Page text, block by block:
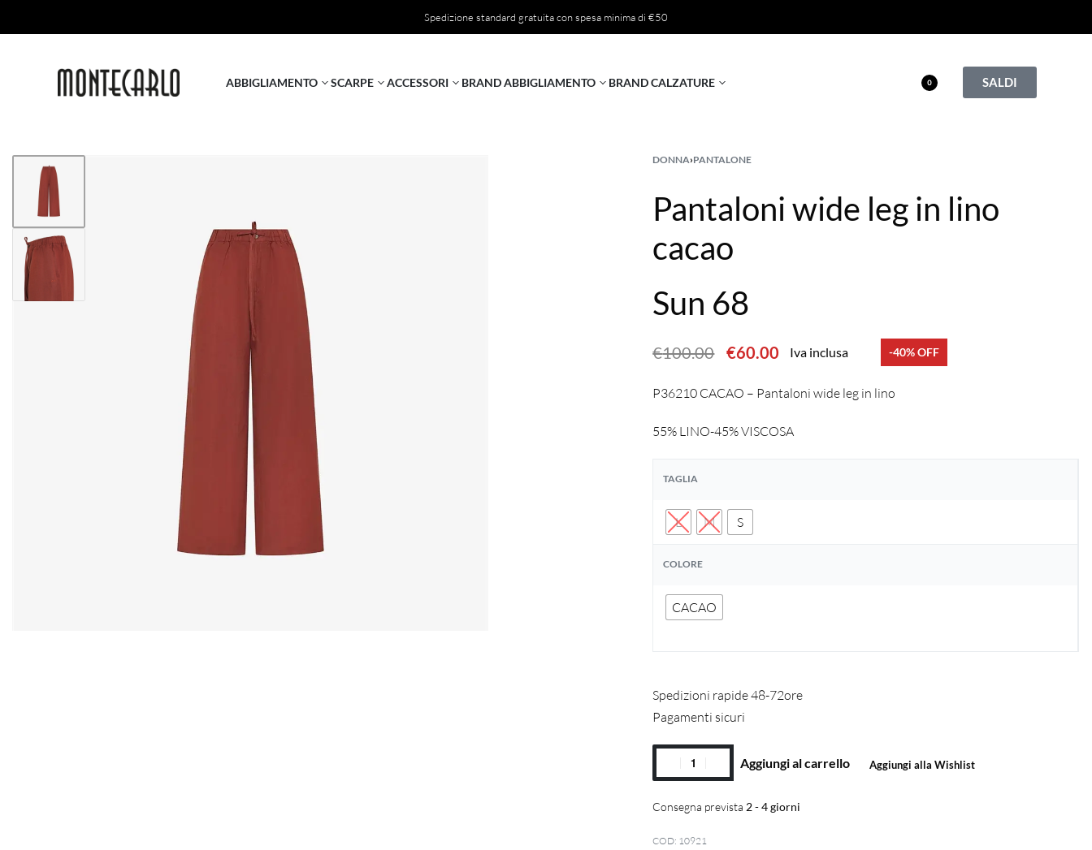
Spedizione standard gratuita con spesa minima di €50
ABBIGLIAMENTO SCARPE ACCESSORI BRAND ABBIGLIAMENTO BRAND CALZATURE 0 SALDI
DONNA›PANTALONE
Pantaloni wide leg in lino
cacao
Sun 68
€100.00 €60.00 Iva inclusa -40% OFF
P36210 CACAO – Pantaloni wide leg in lino
55% LINO-45% VISCOSA
TAGLIA
L M S
COLORE
CACAO
Spedizioni rapide 48-72ore
Pagamenti sicuri
Aggiungi al carrello Aggiungi alla Wishlist
Consegna prevista 2 - 4 giorni
10921